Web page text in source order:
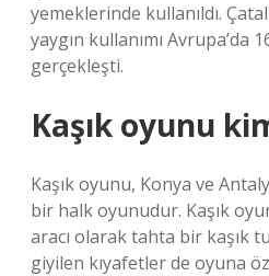
yemeklerinde kullanıldı.
yaygın kullanımı Avrupa’da
gerçekleşti.
Kaşık oyunu
Kaşık oyunu, Konya ve
bir halk oyunudur. Kaşık
aracı olarak tahta bir kaşık
giyilen kıyafetler de oyuna